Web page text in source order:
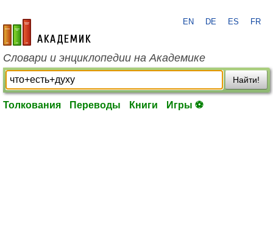
academic.ru
EN DE ES FR
Словари и энциклопедии на Академике
Найти!
Толкования Переводы Книги Игры ⚽